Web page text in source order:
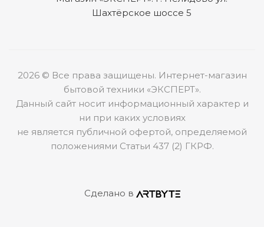
Шахтёрское шоссе 5
2026 © Все права защищены. Интернет-магазин
бытовой техники «ЭКСПЕРТ».
Данный сайт носит информационный характер и
ни при каких условиях
не является публичной офертой, определяемой
положениями Статьи 437 (2) ГКРФ.
Сделано в